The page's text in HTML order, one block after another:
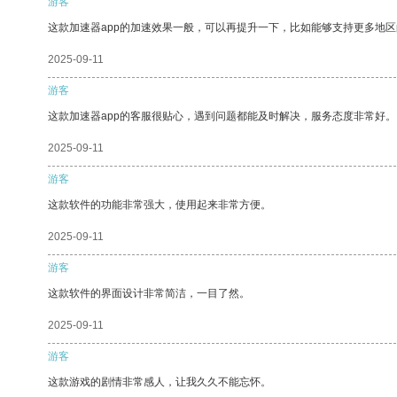
这款加速器app的加速效果一般，可以再提升一下，比如能够支持更多地区
2025-09-11
游客
这款加速器app的客服很贴心，遇到问题都能及时解决，服务态度非常好。
2025-09-11
游客
这款软件的功能非常强大，使用起来非常方便。
2025-09-11
游客
这款软件的界面设计非常简洁，一目了然。
2025-09-11
游客
这款游戏的剧情非常感人，让我久久不能忘怀。